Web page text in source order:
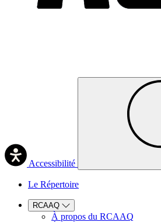
Accessibilité
Le Répertoire
RCAAQ
À propos du RCAAQ